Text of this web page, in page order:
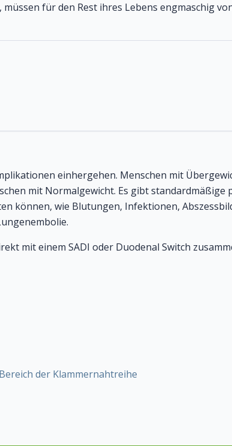
für den Rest ihres Lebens engmaschig
einhergehen. Menschen mit
mit Normalgewicht. Es gibt standardmäßige
können, wie Blutungen, Infektionen,
mit einem SADI oder Duodenal Switch
der Klammernahtreihe